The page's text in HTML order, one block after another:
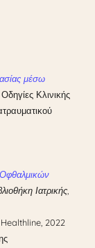
μέσω
Κλινικής
Ιατρικής,
Healthline, 2022